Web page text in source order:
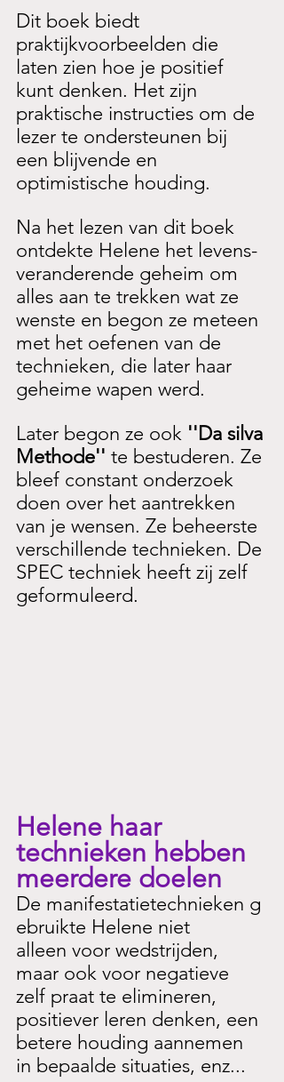
Dit boek biedt
praktijkvoorbeelden die
laten zien hoe je positief
kunt denken. Het zijn
praktische instructies om de
lezer te ondersteunen bij
een blijvende en
optimistische houding.
Na het lezen van dit boek
ontdekte Helene het levens-
veranderende geheim om
alles aan te trekken wat ze
wenste en begon ze meteen
met het oefenen van de
technieken, die later haar
geheime wapen werd.
Later begon ze ook ''Da silva
Methode'' te bestuderen. Ze
bleef constant onderzoek
doen over het aantrekken
van je wensen. Ze beheerste
verschillende technieken. De
SPEC techniek heeft zij zelf
geformuleerd.
Helene haar
technieken hebben
meerdere doelen
De manifestatietechnieken g
ebruikte Helene niet
alleen voor wedstrijden,
maar ook voor negatieve
zelf praat te elimineren,
positiever leren denken, een
betere houding aannemen
in bepaalde situaties, enz...